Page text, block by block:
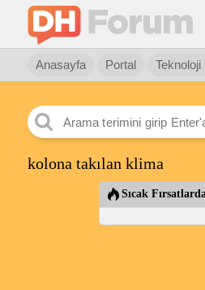
Anasayfa Portal Teknoloji
kolona takılan klima
Sıcak